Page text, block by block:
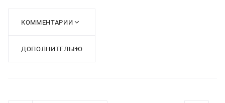
КОММЕНТАРИИ
ДОПОЛНИТЕЛЬНО